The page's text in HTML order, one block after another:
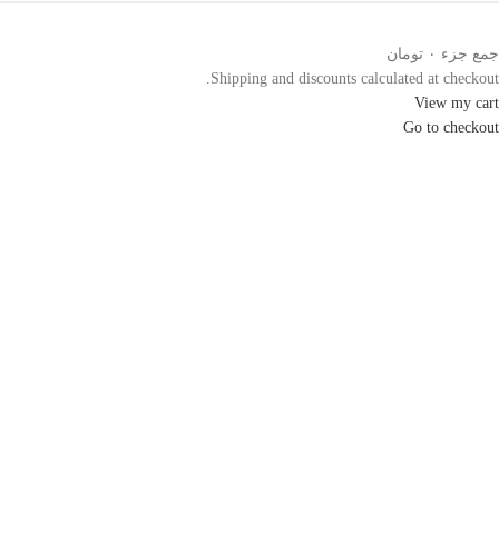
جمع جزء ۰ تومان
Shipping and discounts calculated at checkout.
View my cart
Go to checkout